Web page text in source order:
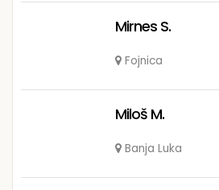
Mirnes S.
Fojnica
Miloš M.
Banja Luka